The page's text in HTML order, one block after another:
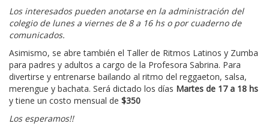
Los interesados pueden anotarse en la administración del
colegio de lunes a viernes de 8 a 16 hs o por cuaderno de
comunicados.
Asimismo, se abre también el Taller de Ritmos Latinos y Zumba
para padres y adultos a cargo de la Profesora Sabrina. Para
divertirse y entrenarse bailando al ritmo del reggaeton, salsa,
merengue y bachata. Será dictado los días Martes de 17 a 18 hs
y tiene un costo mensual de $350
Los esperamos!!